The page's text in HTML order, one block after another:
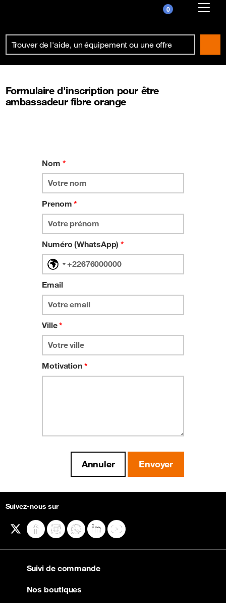
0
Already customer ?
First visit ?
Formulaire d'inscription pour être
ambassadeur fibre orange
Nom *
Prenom*
Numéro (WhatsApp)*
No
country
selected
Email
Ville*
Motivation *
Suivez-nous sur
X FacebookInstagramWhatsApp
LinkedInYouTube
Suivi de commande
Nos boutiques